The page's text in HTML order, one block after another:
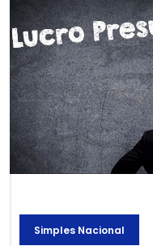
Simples Nacional